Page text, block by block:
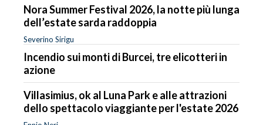
Nora Summer Festival 2026, la notte più lunga
dell’estate sarda raddoppia
Severino Sirigu
Incendio sui monti di Burcei, tre elicotteri in
azione
Villasimius, ok al Luna Park e alle attrazioni
dello spettacolo viaggiante per l'estate 2026